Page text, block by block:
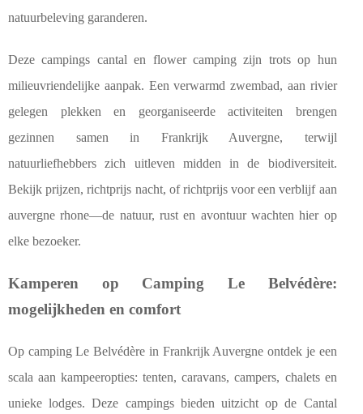
natuurbeleving garanderen.
Deze campings cantal en flower camping zijn trots op hun
milieuvriendelijke aanpak. Een verwarmd zwembad, aan rivier
gelegen plekken en georganiseerde activiteiten brengen
gezinnen samen in Frankrijk Auvergne, terwijl
natuurliefhebbers zich uitleven midden in de biodiversiteit.
Bekijk prijzen, richtprijs nacht, of richtprijs voor een verblijf aan
auvergne rhone—de natuur, rust en avontuur wachten hier op
elke bezoeker.
Kamperen op Camping Le Belvédère:
mogelijkheden en comfort
Op camping Le Belvédère in Frankrijk Auvergne ontdek je een
scala aan kampeeropties: tenten, caravans, campers, chalets en
unieke lodges. Deze campings bieden uitzicht op de Cantal